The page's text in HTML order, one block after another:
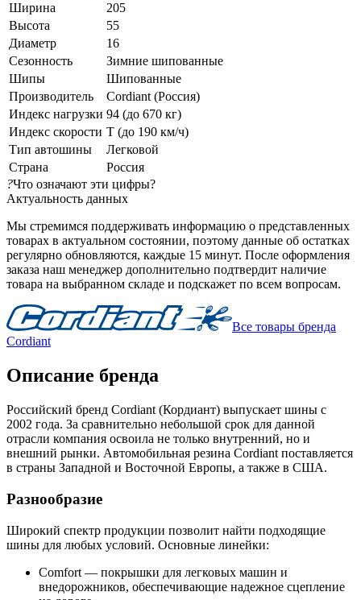
Ширина
205
Высота
55
Диаметр
16
Сезонность
Зимние шипованные
Шипы
Шипованные
Производитель
Cordiant (Россия)
Индекс нагрузки 94 (до 670 кг)
Индекс скорости T (до 190 км/ч)
Тип автошины
Легковой
Страна
Россия
?Что означают эти цифры?
Актуальность данных
Мы стремимся поддерживать информацию о представленных
товарах в актуальном состоянии, поэтому данные об остатках
регулярно обновляются, каждые 15 минут. После оформления
заказа наш менеджер дополнительно подтвердит наличие
товара на выбранном складе и подскажет по всем вопросам.
Все товары бренда
Cordiant
Описание бренда
Российский бренд Cordiant (Кордиант) выпускает шины с
2002 года. За сравнительно небольшой срок для данной
отрасли компания освоила не только внутренний, но и
внешний рынки. Автомобильная резина Cordiant поставляется
в страны Западной и Восточной Европы, а также в США.
Разнообразие
Широкий спектр продукции позволит найти подходящие
шины для любых условий. Основные линейки:
Comfort — покрышки для легковых машин и
внедорожников, обеспечивающие надежное сцепление